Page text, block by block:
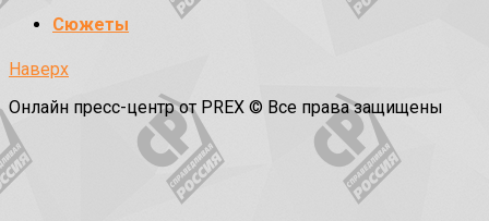
Сюжеты
Наверх
Онлайн пресс-центр от PREX © Все права защищены